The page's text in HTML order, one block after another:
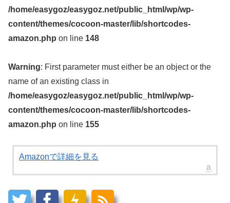
/home/easygoz/easygoz.net/public_html/wp/wp-
content/themes/cocoon-master/lib/shortcodes-
amazon.php on line 148
Warning: First parameter must either be an object or the
name of an existing class in
/home/easygoz/easygoz.net/public_html/wp/wp-
content/themes/cocoon-master/lib/shortcodes-
amazon.php on line 155
Amazonで詳細を見る